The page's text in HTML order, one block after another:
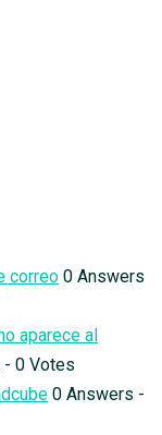
correo 0 Answers
aparece al
0 Votes
0 Answers -